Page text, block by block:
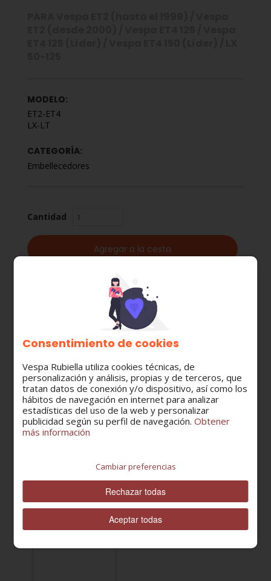
MODELO:
ET2-ET4
LX-LT
CATEGORÍA:
Embellecedores
Cantidad
También pueden
interesarte:
299964
TERMINAL
BORDÓN
Consentimiento de cookies
Vespa Rubiella utiliza cookies técnicas, de
personalización y análisis, propias y de terceros, que
tratan datos de conexión y/o dispositivo, así como los
hábitos de navegación en internet para analizar
estadísticas del uso de la web y personalizar
publicidad según su perfil de navegación.Obtener
más información
Cambiar preferencias
Rechazar todas
Aceptar todas